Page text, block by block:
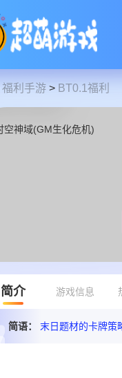
福利手游 > BT0.1福利
简介 游戏信息
简语： 末日题材的卡牌策